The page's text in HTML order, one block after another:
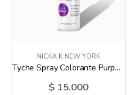
NICKA K NEW YORK
Tyche Spray Colorante Purpura para el Cabello - 5.15 Oz
$ 15.000